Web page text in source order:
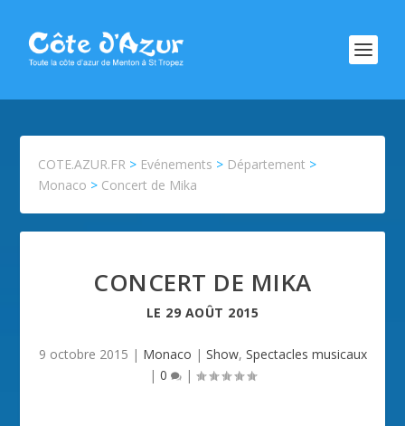
COTE.AZUR.FR > Evénements > Département >
Monaco > Concert de Mika
CONCERT DE MIKA
LE 29 AOÛT 2015
9 octobre 2015 | Monaco | Show, Spectacles musicaux
| 0 |